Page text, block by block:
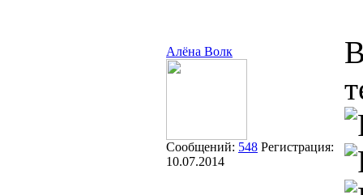
Алёна Волк
Сообщений: 548 Регистрация:
10.07.2014